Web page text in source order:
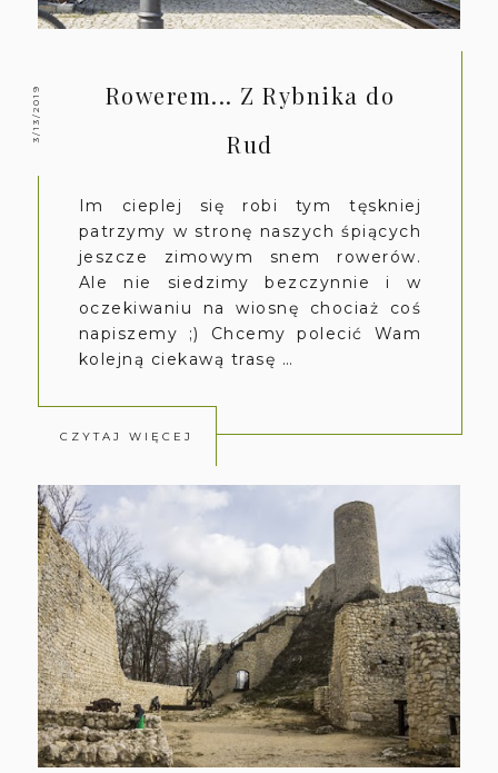
3/13/2019
Rowerem... Z Rybnika do
Rud
Im cieplej się robi tym tęskniej
patrzymy w stronę naszych śpiących
jeszcze zimowym snem rowerów.
Ale nie siedzimy bezczynnie i w
oczekiwaniu na wiosnę chociaż coś
napiszemy ;) Chcemy polecić Wam
kolejną ciekawą trasę …
CZYTAJ WIĘCEJ